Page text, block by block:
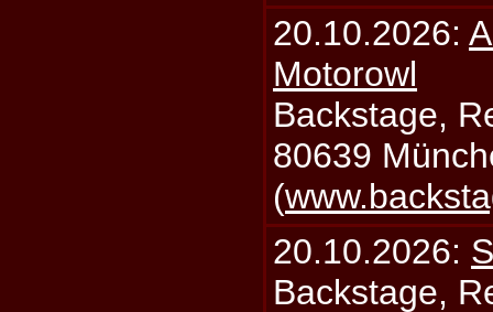
20.10.2026:
Motorowl
Backstage,
80639
(
20.10.2026:
Backstage,